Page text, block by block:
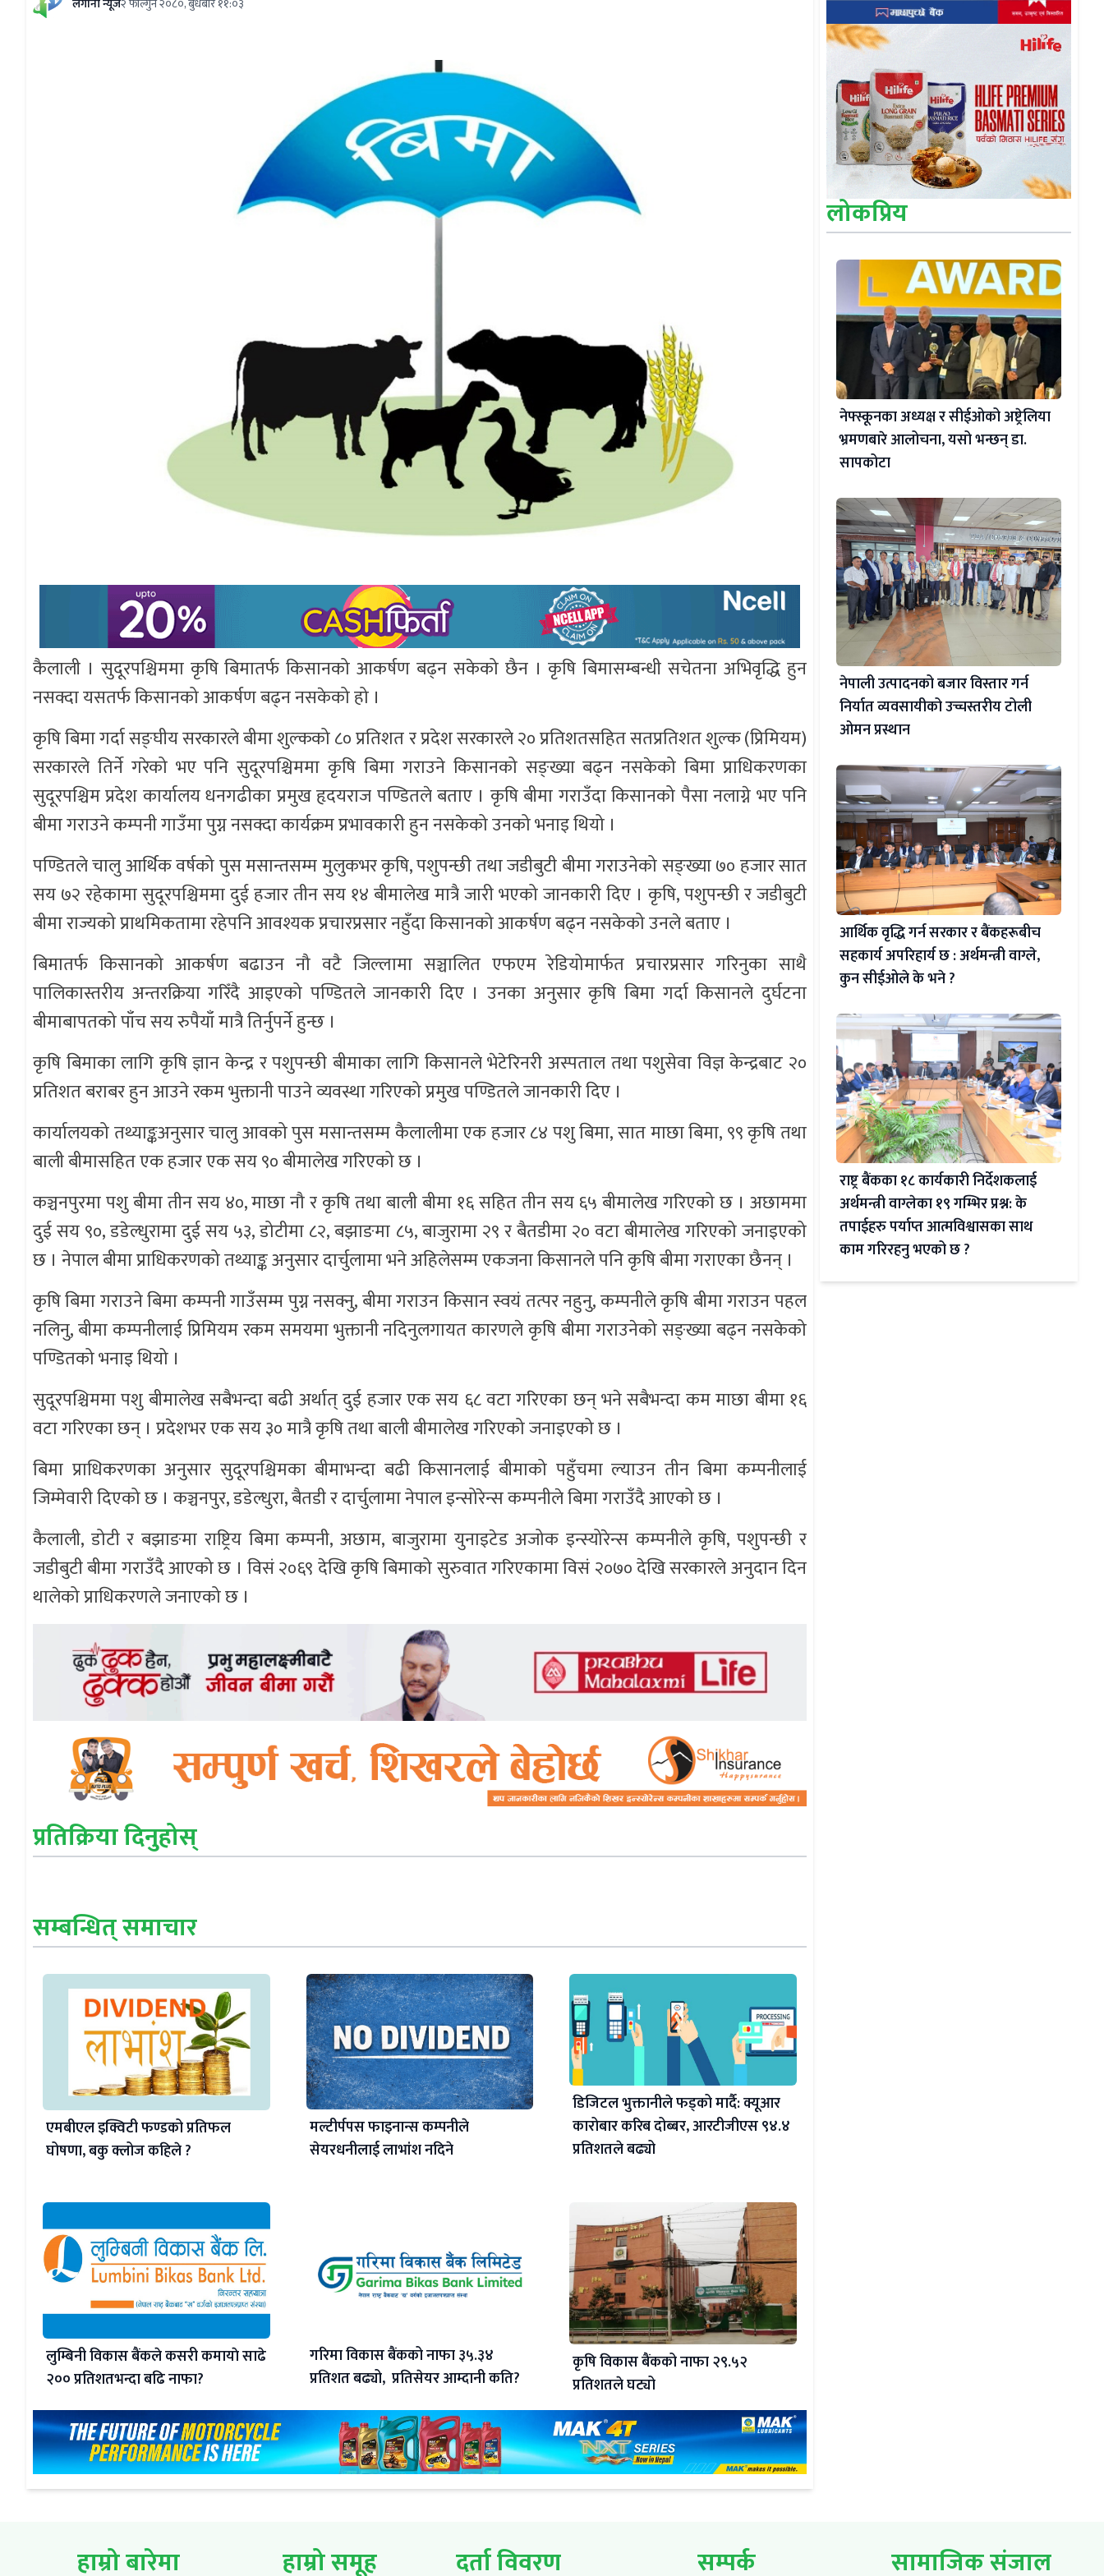
कैलाली । सुदूरपश्चिममा कृषि बिमातर्फ किसानको आकर्षण बढ्न सकेको छैन । कृषि बिमासम्बन्धी सचेतना अभिवृद्धि हुन
नसक्दा यसतर्फ किसानको आकर्षण बढ्न नसकेको हो ।
कृषि बिमा गर्दा सङ्घीय सरकारले बीमा शुल्कको ८० प्रतिशत र प्रदेश सरकारले २० प्रतिशतसहित सतप्रतिशत शुल्क (प्रिमियम)
सरकारले तिर्ने गरेको भए पनि सुदूरपश्चिममा कृषि बिमा गराउने किसानको सङ्ख्या बढ्न नसकेको बिमा प्राधिकरणका
सुदूरपश्चिम प्रदेश कार्यालय धनगढीका प्रमुख हृदयराज पण्डितले बताए । कृषि बीमा गराउँदा किसानको पैसा नलाग्ने भए पनि
बीमा गराउने कम्पनी गाउँमा पुग्न नसक्दा कार्यक्रम प्रभावकारी हुन नसकेको उनको भनाइ थियो ।
पण्डितले चालु आर्थिक वर्षको पुस मसान्तसम्म मुलुकभर कृषि, पशुपन्छी तथा जडीबुटी बीमा गराउनेको सङ्ख्या ७० हजार सात
सय ७२ रहेकामा सुदूरपश्चिममा दुई हजार तीन सय १४ बीमालेख मात्रै जारी भएको जानकारी दिए । कृषि, पशुपन्छी र जडीबुटी
बीमा राज्यको प्राथमिकतामा रहेपनि आवश्यक प्रचारप्रसार नहुँदा किसानको आकर्षण बढ्न नसकेको उनले बताए ।
बिमातर्फ किसानको आकर्षण बढाउन नौ वटै जिल्लामा सञ्चालित एफएम रेडियोमार्फत प्रचारप्रसार गरिनुका साथै
पालिकास्तरीय अन्तरक्रिया गरिँदै आइएको पण्डितले जानकारी दिए । उनका अनुसार कृषि बिमा गर्दा किसानले दुर्घटना
बीमाबापतको पाँच सय रुपैयाँ मात्रै तिर्नुपर्ने हुन्छ ।
कृषि बिमाका लागि कृषि ज्ञान केन्द्र र पशुपन्छी बीमाका लागि किसानले भेटेरिनरी अस्पताल तथा पशुसेवा विज्ञ केन्द्रबाट २०
प्रतिशत बराबर हुन आउने रकम भुक्तानी पाउने व्यवस्था गरिएको प्रमुख पण्डितले जानकारी दिए ।
कार्यालयको तथ्याङ्कअनुसार चालु आवको पुस मसान्तसम्म कैलालीमा एक हजार ८४ पशु बिमा, सात माछा बिमा, ९९ कृषि तथा
बाली बीमासहित एक हजार एक सय ९० बीमालेख गरिएको छ ।
कञ्चनपुरमा पशु बीमा तीन सय ४०, माछा नौ र कृषि तथा बाली बीमा १६ सहित तीन सय ६५ बीमालेख गरिएको छ । अछाममा
दुई सय ९०, डडेल्धुरामा दुई सय ५३, डोटीमा ८२, बझाङमा ८५, बाजुरामा २९ र बैतडीमा २० वटा बीमालेख गरिएको जनाइएको
छ । नेपाल बीमा प्राधिकरणको तथ्याङ्क अनुसार दार्चुलामा भने अहिलेसम्म एकजना किसानले पनि कृषि बीमा गराएका छैनन् ।
कृषि बिमा गराउने बिमा कम्पनी गाउँसम्म पुग्न नसक्नु, बीमा गराउन किसान स्वयं तत्पर नहुनु, कम्पनीले कृषि बीमा गराउन पहल
नलिनु, बीमा कम्पनीलाई प्रिमियम रकम समयमा भुक्तानी नदिनुलगायत कारणले कृषि बीमा गराउनेको सङ्ख्या बढ्न नसकेको
पण्डितको भनाइ थियो ।
सुदूरपश्चिममा पशु बीमालेख सबैभन्दा बढी अर्थात् दुई हजार एक सय ६८ वटा गरिएका छन् भने सबैभन्दा कम माछा बीमा १६
वटा गरिएका छन् । प्रदेशभर एक सय ३० मात्रै कृषि तथा बाली बीमालेख गरिएको जनाइएको छ ।
बिमा प्राधिकरणका अनुसार सुदूरपश्चिमका बीमाभन्दा बढी किसानलाई बीमाको पहुँचमा ल्याउन तीन बिमा कम्पनीलाई
जिम्मेवारी दिएको छ । कञ्चनपुर, डडेल्धुरा, बैतडी र दार्चुलामा नेपाल इन्सोरेन्स कम्पनीले बिमा गराउँदै आएको छ ।
कैलाली, डोटी र बझाङमा राष्ट्रिय बिमा कम्पनी, अछाम, बाजुरामा युनाइटेड अजोक इन्स्योरेन्स कम्पनीले कृषि, पशुपन्छी र
जडीबुटी बीमा गराउँदै आएको छ । विसं २०६९ देखि कृषि बिमाको सुरुवात गरिएकामा विसं २०७० देखि सरकारले अनुदान दिन
थालेको प्राधिकरणले जनाएको छ ।
प्रतिक्रिया दिनुहोस्
सम्बन्धित् समाचार
एमबीएल इक्विटी फण्डको प्रतिफल
घोषणा, बकु क्लोज कहिले ?
मल्टीर्पपस फाइनान्स कम्पनीले
सेयरधनीलाई लाभांश नदिने
डिजिटल भुक्तानीले फड्को मार्दै: क्यूआर
कारोबार करिब दोब्बर, आरटीजीएस ९४.४
प्रतिशतले बढ्यो
लुम्बिनी विकास बैंकले कसरी कमायाे साढे
२०० प्रतिशतभन्दा बढि नाफा?
गरिमा विकास बैंकको नाफा ३५.३४
प्रतिशत बढ्यो, प्रतिसेयर आम्दानी कति?
कृषि विकास बैंकको नाफा २९.५२
प्रतिशतले घट्यो
लोकप्रिय
नेफ्स्कूनका अध्यक्ष र सीईओको अष्ट्रेलिया
भ्रमणबारे आलोचना, यसो भन्छन् डा‍.
सापकोटा
नेपाली उत्पादनको बजार विस्तार गर्न
निर्यात व्यवसायीको उच्चस्तरीय टोली
ओमन प्रस्थान
आर्थिक वृद्धि गर्न सरकार र बैंकहरूबीच
सहकार्य अपरिहार्य छ : अर्थमन्त्री वाग्ले,
कुन सीईओले के भने ?
राष्ट्र बैंकका १८ कार्यकारी निर्देशकलाई
अर्थमन्त्री वाग्लेका १९ गम्भिर प्रश्न: के
तपाईहरु पर्याप्त आत्मविश्वासका साथ
काम गरिरहनु भएको छ ?
हाम्रो बारेमा हाम्रो समूह दर्ता विवरण सम्पर्क सामाजिक संजाल